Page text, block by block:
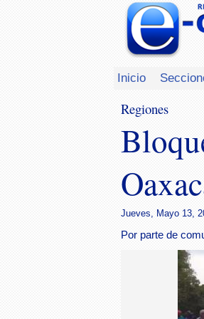
Inicio
Regiones
Jueves, Mayo 13,
Por parte de